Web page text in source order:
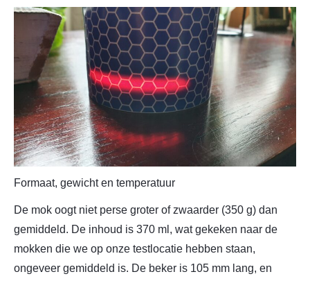
Formaat, gewicht en temperatuur
De mok oogt niet perse groter of zwaarder (350 g) dan
gemiddeld. De inhoud is 370 ml, wat gekeken naar de
mokken die we op onze testlocatie hebben staan,
ongeveer gemiddeld is. De beker is 105 mm lang, en